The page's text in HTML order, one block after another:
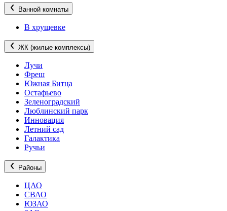
Ванной комнаты
В хрущевке
ЖК (жилые комплексы)
Лучи
Фреш
Южная Битца
Остафьево
Зеленоградский
Люблинский парк
Инновация
Летний сад
Галактика
Ручьи
Районы
ЦАО
СВАО
ЮЗАО